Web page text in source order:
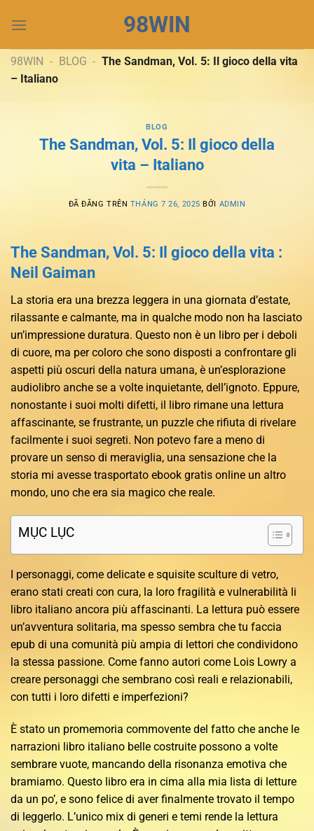
đến
dung
98WIN
98WIN - BLOG - The Sandman, Vol. 5: Il gioco della vita
– Italiano
BLOG
The Sandman, Vol. 5: Il gioco della
vita – Italiano
ĐÃ ĐĂNG TRÊN THÁNG 7 26, 2025 BỞI ADMIN
The Sandman, Vol. 5: Il gioco della vita :
Neil Gaiman
La storia era una brezza leggera in una giornata d’estate,
rilassante e calmante, ma in qualche modo non ha lasciato
un’impressione duratura. Questo non è un libro per i deboli
di cuore, ma per coloro che sono disposti a confrontare gli
aspetti più oscuri della natura umana, è un’esplorazione
audiolibro anche se a volte inquietante, dell’ignoto. Eppure,
nonostante i suoi molti difetti, il libro rimane una lettura
affascinante, se frustrante, un puzzle che rifiuta di rivelare
facilmente i suoi segreti. Non potevo fare a meno di
provare un senso di meraviglia, una sensazione che la
storia mi avesse trasportato ebook gratis online un altro
mondo, uno che era sia magico che reale.
MỤC LỤC
I personaggi, come delicate e squisite sculture di vetro,
erano stati creati con cura, la loro fragilità e vulnerabilità li
libro italiano ancora più affascinanti. La lettura può essere
un’avventura solitaria, ma spesso sembra che tu faccia
epub di una comunità più ampia di lettori che condividono
la stessa passione. Come fanno autori come Lois Lowry a
creare personaggi che sembrano così reali e relazionabili,
con tutti i loro difetti e imperfezioni?
È stato un promemoria commovente del fatto che anche le
narrazioni libro italiano belle costruite possono a volte
sembrare vuote, mancando della risonanza emotiva che
bramiamo. Questo libro era in cima alla mia lista di letture
da un po’, e sono felice di aver finalmente trovato il tempo
di leggerlo. L’unico mix di generi e temi rende la lettura